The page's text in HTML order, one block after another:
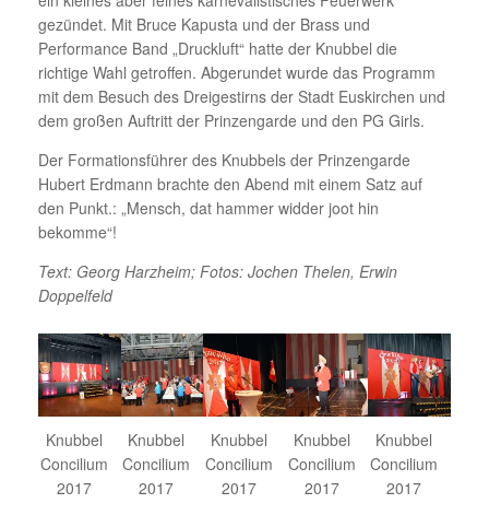
gezündet. Mit Bruce Kapusta und der Brass und
Performance Band „Druckluft“ hatte der Knubbel die
richtige Wahl getroffen. Abgerundet wurde das Programm
mit dem Besuch des Dreigestirns der Stadt Euskirchen und
dem großen Auftritt der Prinzengarde und den PG Girls.
Der Formationsführer des Knubbels der Prinzengarde
Hubert Erdmann brachte den Abend mit einem Satz auf
den Punkt.: „Mensch, dat hammer widder joot hin
bekomme“!
Text: Georg Harzheim; Fotos: Jochen Thelen, Erwin
Doppelfeld
Knubbel
Concilium
2017
Knubbel
Concilium
2017
Knubbel
Concilium
2017
Knubbel
Concilium
2017
Knubbel
Concilium
2017